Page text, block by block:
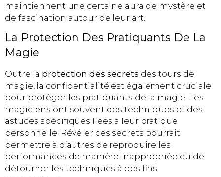
maintiennent une certaine aura de mystère et
de fascination autour de leur art.
La Protection Des Pratiquants De La
Magie
Outre la protection des secrets des tours de
magie, la confidentialité est également cruciale
pour protéger les pratiquants de la magie. Les
magiciens ont souvent des techniques et des
astuces spécifiques liées à leur pratique
personnelle. Révéler ces secrets pourrait
permettre à d’autres de reproduire les
performances de manière inappropriée ou de
détourner les techniques à des fins